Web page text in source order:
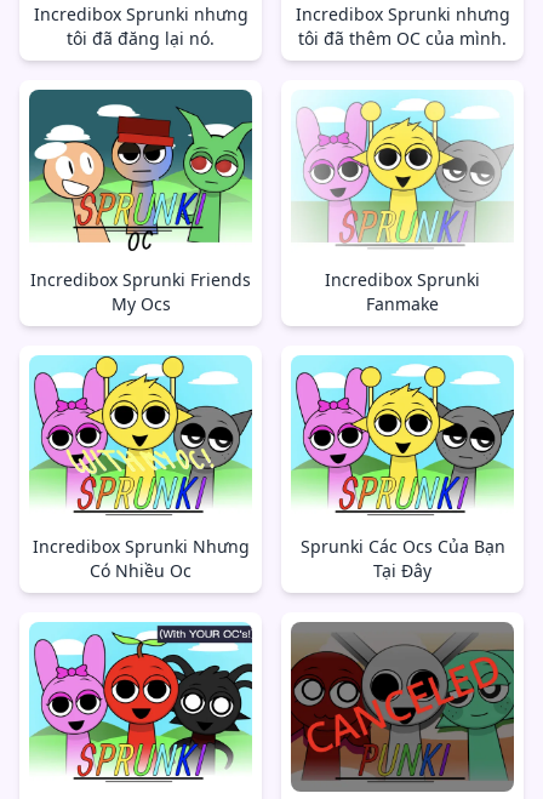
Incredibox Sprunki nhưng
tôi đã đăng lại nó.
Incredibox Sprunki nhưng
tôi đã thêm OC của mình.
Incredibox Sprunki Friends
My Ocs
Incredibox Sprunki
Fanmake
Incredibox Sprunki Nhưng
Có Nhiều Oc
Sprunki Các Ocs Của Bạn
Tại Đây